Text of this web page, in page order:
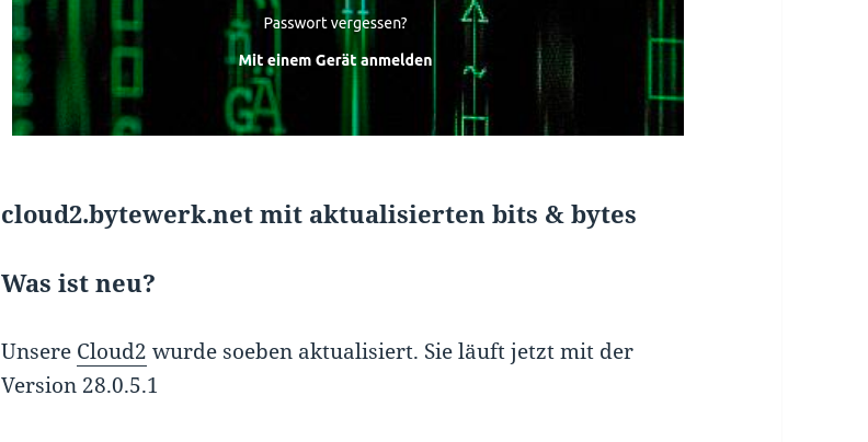
cloud2.bytewerk.net mit aktualisierten bits & bytes
Was ist neu?
Unsere Cloud2 wurde soeben aktualisiert. Sie läuft jetzt mit der
Version 28.0.5.1